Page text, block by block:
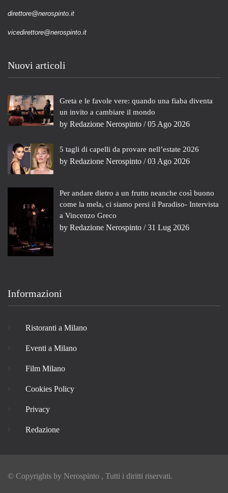
direttore@nerospinto.it
vicedirettore@nerospinto.it
Nuovi articoli
Greta e le favole vere: quando una fiaba diventa
un invito a cambiare il mondo
by Redazione Nerospinto / 05 Ago 2026
5 tagli di capelli da provare nell’estate 2026
by Redazione Nerospinto / 03 Ago 2026
Per andare dietro a un frutto neanche così buono
come la mela, ci siamo persi il Paradiso- Intervista
a Vincenzo Greco
by Redazione Nerospinto / 31 Lug 2026
Informazioni
Ristoranti a Milano
Eventi a Milano
Film Milano
Cookies Policy
Privacy
Redazione
© Copyrights by Nerospinto , Tutti i diritti riservati.